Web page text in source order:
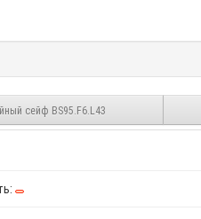
сейф BS95.F6.L43